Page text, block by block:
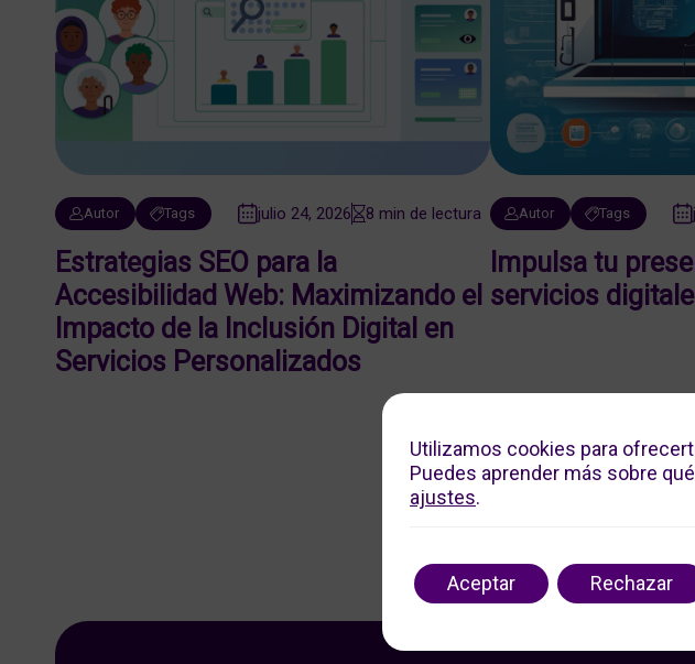
Autor Tags julio 24, 2026 8 min de lectura
Estrategias SEO para la
Accesibilidad Web: Maximizando el
Impacto de la Inclusión Digital en
Servicios Personalizados
Autor Tags
Impulsa tu
servicios
Utilizamos cookies para
Puedes aprender más sobre
ajustes.
Aceptar Rechazar